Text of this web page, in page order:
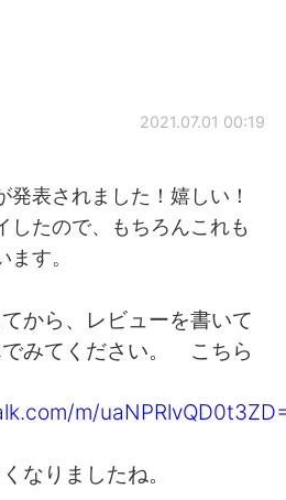
简体中文
2021.07.01 00:19
表されました！嬉しい！
したので、もちろんこれも
す。
から、レビューを書いて
みてください。 こちら
m/
なりましたね。